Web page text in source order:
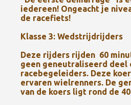
iedereen! Ongeacht je
de racefiets!
Klasse 3: Wedstrijdrijders
Deze rijders rijden 60
geen geneutraliseerd deel
racebegeleiders. Deze
ervaren wielrenners. De
van de koers ligt rond de